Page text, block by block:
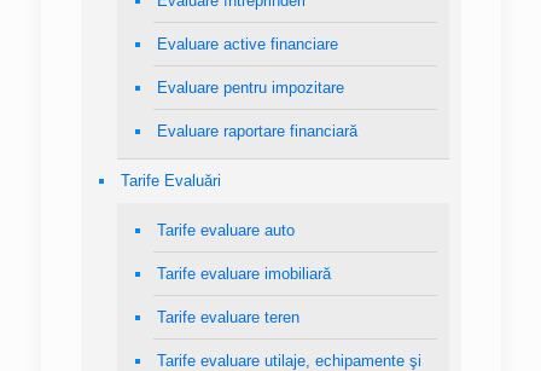
Evaluare active financiare
Evaluare pentru impozitare
Evaluare raportare financiară
Tarife Evaluări
Tarife evaluare auto
Tarife evaluare imobiliară
Tarife evaluare teren
Tarife evaluare utilaje, echipamente şi